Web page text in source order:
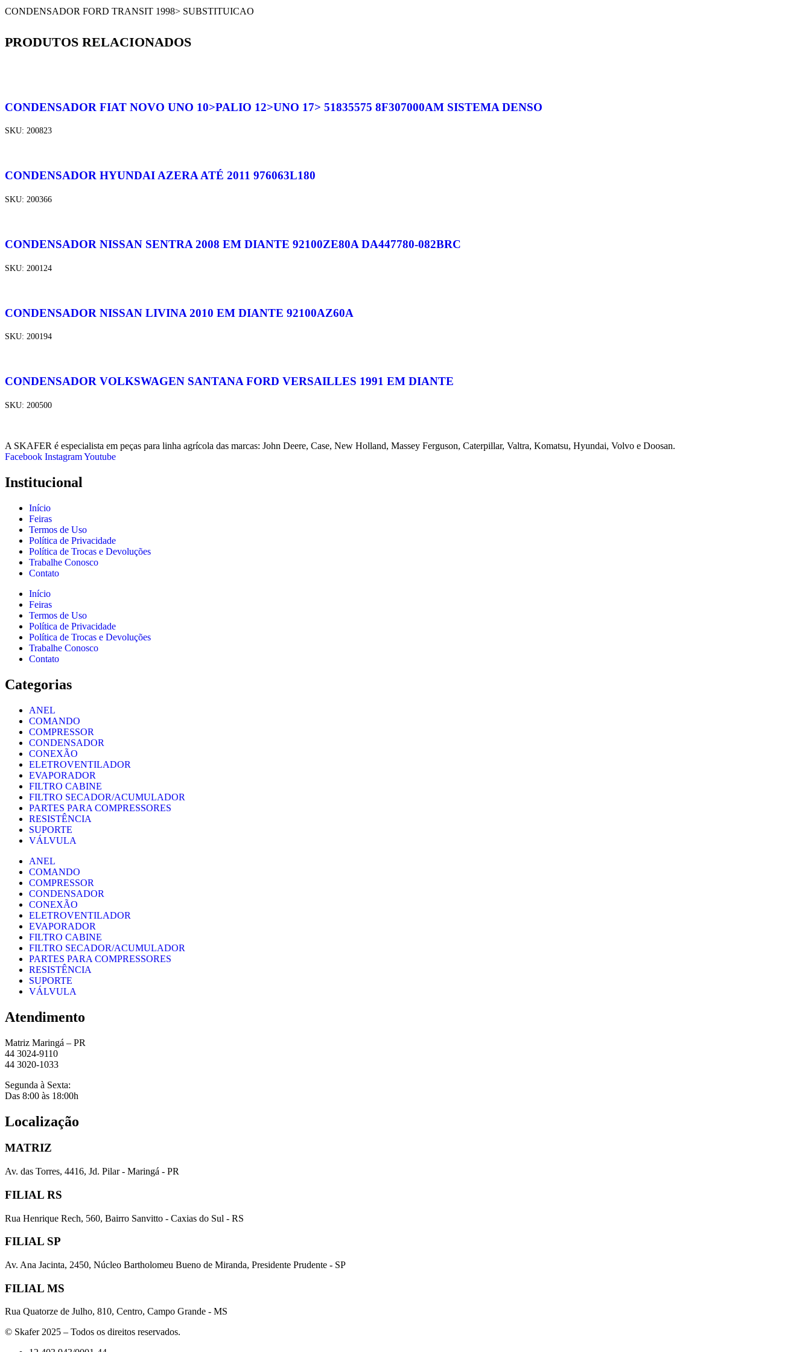
CONDENSADOR FORD TRANSIT 1998> SUBSTITUICAO
PRODUTOS RELACIONADOS
CONDENSADOR FIAT NOVO UNO 10>PALIO 12>UNO 17> 51835575 8F307000AM SISTEMA DENSO
SKU: 200823
CONDENSADOR HYUNDAI AZERA ATÉ 2011 976063L180
SKU: 200366
CONDENSADOR NISSAN SENTRA 2008 EM DIANTE 92100ZE80A DA447780-082BRC
SKU: 200124
CONDENSADOR NISSAN LIVINA 2010 EM DIANTE 92100AZ60A
SKU: 200194
CONDENSADOR VOLKSWAGEN SANTANA FORD VERSAILLES 1991 EM DIANTE
SKU: 200500
A SKAFER é especialista em peças para linha agrícola das marcas: John Deere, Case, New Holland, Massey Ferguson, Caterpillar, Valtra, Komatsu, Hyundai, Volvo e Doosan.
Facebook InstagramYoutube
Institucional
Início
Feiras
Termos de Uso
Política de Privacidade
Política de Trocas e Devoluções
Trabalhe Conosco
Contato
Início
Feiras
Termos de Uso
Política de Privacidade
Política de Trocas e Devoluções
Trabalhe Conosco
Contato
Categorias
ANEL
COMANDO
COMPRESSOR
CONDENSADOR
CONEXÃO
ELETROVENTILADOR
EVAPORADOR
FILTRO CABINE
FILTRO SECADOR/ACUMULADOR
PARTES PARA COMPRESSORES
RESISTÊNCIA
SUPORTE
VÁLVULA
ANEL
COMANDO
COMPRESSOR
CONDENSADOR
CONEXÃO
ELETROVENTILADOR
EVAPORADOR
FILTRO CABINE
FILTRO SECADOR/ACUMULADOR
PARTES PARA COMPRESSORES
RESISTÊNCIA
SUPORTE
VÁLVULA
Atendimento
Matriz Maringá – PR
44 3024-9110
44 3020-1033
Segunda à Sexta:
Das 8:00 às 18:00h
Localização
MATRIZ
Av. das Torres, 4416, Jd. Pilar - Maringá - PR
FILIAL RS
Rua Henrique Rech, 560, Bairro Sanvitto - Caxias do Sul - RS
FILIAL SP
Av. Ana Jacinta, 2450, Núcleo Bartholomeu Bueno de Miranda, Presidente Prudente - SP
FILIAL MS
Rua Quatorze de Julho, 810, Centro, Campo Grande - MS
© Skafer 2025 – Todos os direitos reservados.